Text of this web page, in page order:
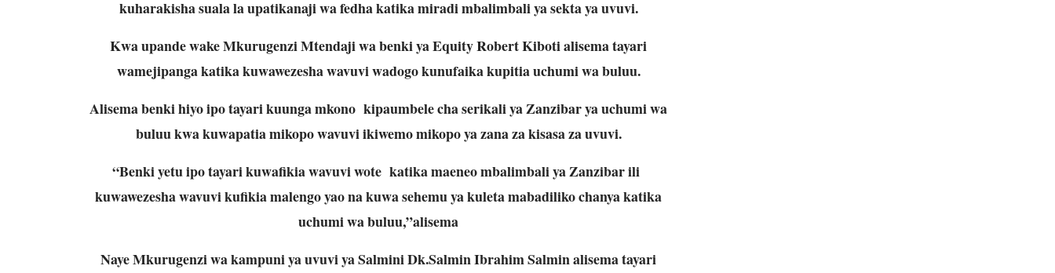
kuharakisha suala la upatikanaji wa fedha katika miradi mbalimbali ya sekta ya uvuvi.
Kwa upande wake Mkurugenzi Mtendaji wa benki ya Equity Robert Kiboti alisema tayari
wamejipanga katika kuwawezesha wavuvi wadogo kunufaika kupitia uchumi wa buluu.
Alisema benki hiyo ipo tayari kuunga mkono kipaumbele cha serikali ya Zanzibar ya uchumi wa
buluu kwa kuwapatia mikopo wavuvi ikiwemo mikopo ya zana za kisasa za uvuvi.
“Benki yetu ipo tayari kuwafikia wavuvi wote katika maeneo mbalimbali ya Zanzibar ili
kuwawezesha wavuvi kufikia malengo yao na kuwa sehemu ya kuleta mabadiliko chanya katika
uchumi wa buluu,”alisema
Naye Mkurugenzi wa kampuni ya uvuvi ya Salmini Dk.Salmin Ibrahim Salmin alisema tayari